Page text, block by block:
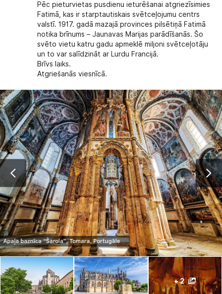
Pēc pieturvietas pusdienu ieturēšanai atgriezīsimies
Fatimā, kas ir starptautiskais svētceļojumu centrs
valstī. 1917. gadā mazajā provinces pilsētiņā Fatimā
notika brīnums – Jaunavas Marijas parādīšanās. Šo
svēto vietu katru gadu apmeklē miljoni svētceļotāju
un to var salīdzināt ar Lurdu Francijā.
Brīvs laiks.
Atgriešanās viesnīcā.
+ 2